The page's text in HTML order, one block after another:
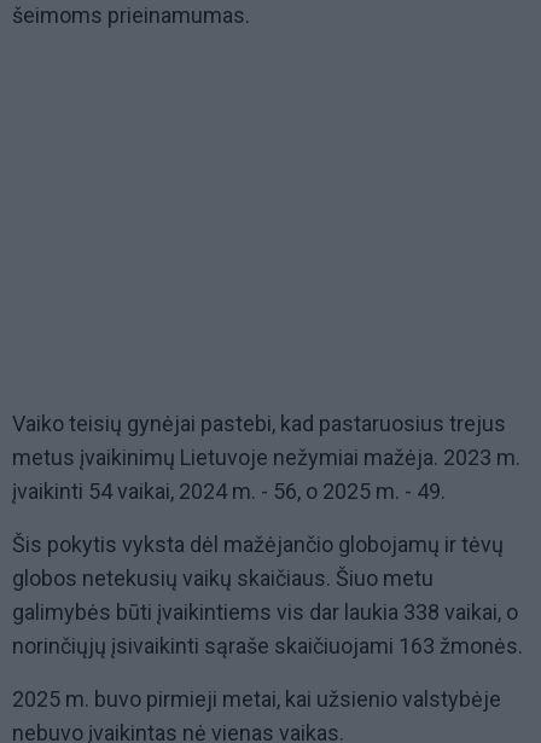
šeimoms prieinamumas.
Vaiko teisių gynėjai pastebi, kad pastaruosius trejus
metus įvaikinimų Lietuvoje nežymiai mažėja. 2023 m.
įvaikinti 54 vaikai, 2024 m. - 56, o 2025 m. - 49.
Šis pokytis vyksta dėl mažėjančio globojamų ir tėvų
globos netekusių vaikų skaičiaus. Šiuo metu
galimybės būti įvaikintiems vis dar laukia 338 vaikai, o
norinčiųjų įsivaikinti sąraše skaičiuojami 163 žmonės.
2025 m. buvo pirmieji metai, kai užsienio valstybėje
nebuvo įvaikintas nė vienas vaikas.